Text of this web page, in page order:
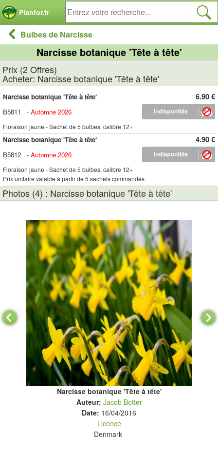
Planfor.fr
Bulbes de Narcisse
Narcisse botanique 'Tête à tête'
Prix (2 Offres)
Acheter: Narcisse botanique 'Tête à tête'
6.90 €
Narcisse botanique 'Tête à tête'
B5811
- Automne 2026
Floraison jaune - Sachet de 5 bulbes, calibre 12+
4.90 €
Narcisse botanique 'Tête à tête'
B5812
- Automne 2026
Floraison jaune - Sachet de 5 bulbes, calibre 12+
Prix unitaire valable à partir de 5 sachets commandés.
Photos (4) : Narcisse botanique 'Tête à tête'
Narcisse botanique 'Tête à tête'
Auteur: Jacob Botter
Date: 16/04/2016
Licence
Denmark
Panneau de gestion des cookies